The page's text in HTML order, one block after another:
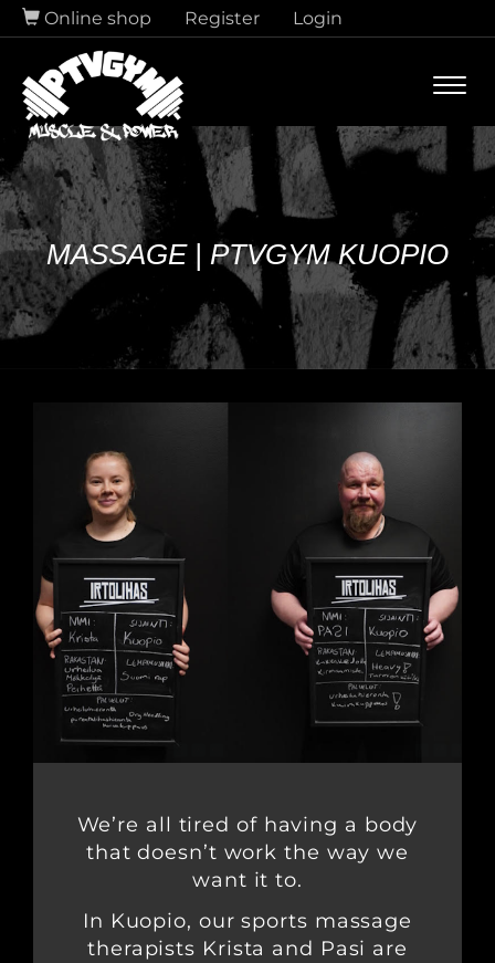
Online shop Register Login
MASSAGE | PTVGYM KUOPIO
We’re all tired of having a body
that doesn’t work the way we
want it to.
In Kuopio, our sports massage
therapists Krista and Pasi are